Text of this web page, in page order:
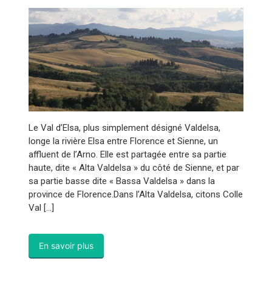
Le Val d’Elsa, plus simplement désigné Valdelsa,
longe la rivière Elsa entre Florence et Sienne, un
affluent de l’Arno. Elle est partagée entre sa partie
haute, dite « Alta Valdelsa » du côté de Sienne, et par
sa partie basse dite « Bassa Valdelsa » dans la
province de Florence.Dans l’Alta Valdelsa, citons Colle
Val […]
En savoir plus